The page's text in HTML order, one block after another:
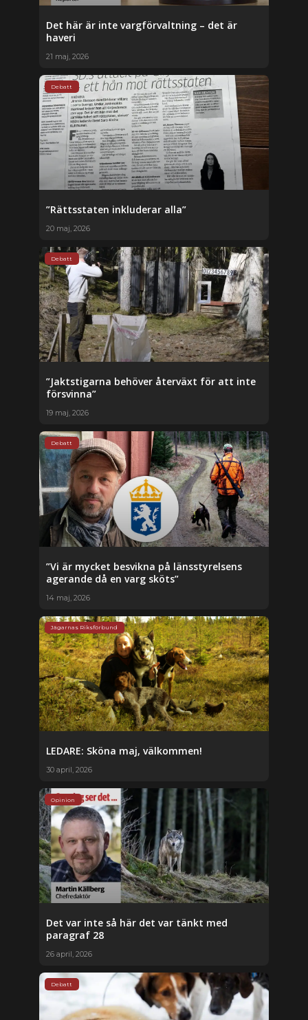
Det här är inte vargförvaltning – det är
haveri
21 maj, 2026
Debatt
”Rättsstaten inkluderar alla”
20 maj, 2026
Debatt
”Jaktstigarna behöver återväxt för att inte
försvinna”
19 maj, 2026
Debatt
”Vi är mycket besvikna på länsstyrelsens
agerande då en varg sköts”
14 maj, 2026
Jägarnas Riksförbund
LEDARE: Sköna maj, välkommen!
30 april, 2026
Opinion
Det var inte så här det var tänkt med
paragraf 28
26 april, 2026
Debatt